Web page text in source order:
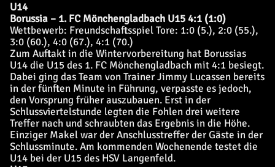
U14
Borussia – 1. FC Mönchengladbach U15 4:1 (1:0)
Wettbewerb: FreundschaftsspielTore: 1:0 (5.), 2:0 (55.),
3:0 (60.), 4:0 (67.), 4:1 (70.)
Zum Auftakt in die Wintervorbereitung hat Borussias
U14 die U15 des 1. FC Mönchengladbach mit 4:1 besiegt.
Dabei ging das Team von Trainer Jimmy Lucassen bereits
in der fünften Minute in Führung, verpasste es jedoch,
den Vorsprung früher auszubauen. Erst in der
Schlussviertelstunde legten die Fohlen drei weitere
Treffer nach und schraubten das Ergebnis in die Höhe.
Einziger Makel war der Anschlusstreffer der Gäste in der
Schlussminute. Am kommenden Wochenende testet die
U14 bei der U15 des HSV Langenfeld.